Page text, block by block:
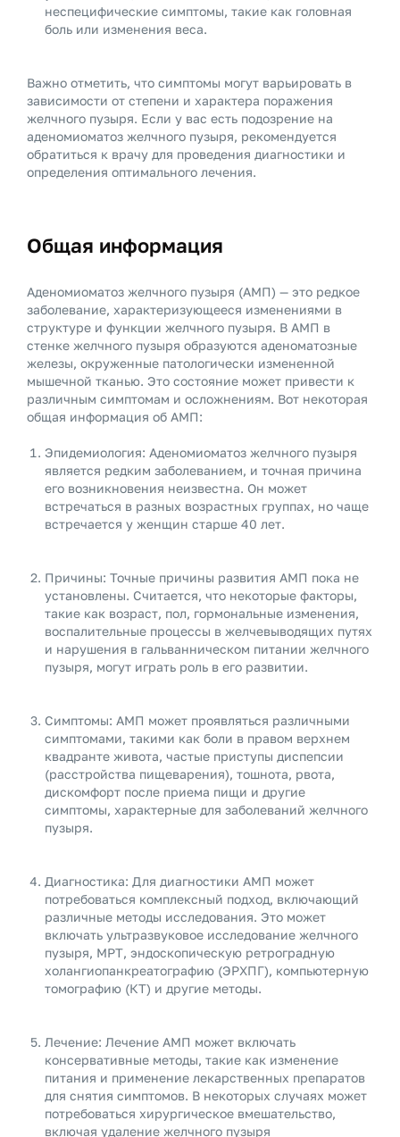
неспецифические симптомы, такие как головная
боль или изменения веса.
Важно отметить, что симптомы могут варьировать в
зависимости от степени и характера поражения
желчного пузыря. Если у вас есть подозрение на
аденомиоматоз желчного пузыря, рекомендуется
обратиться к врачу для проведения диагностики и
определения оптимального лечения.
Общая информация
Аденомиоматоз желчного пузыря (АМП) — это редкое
заболевание, характеризующееся изменениями в
структуре и функции желчного пузыря. В АМП в
стенке желчного пузыря образуются аденоматозные
железы, окруженные патологически измененной
мышечной тканью. Это состояние может привести к
различным симптомам и осложнениям. Вот некоторая
общая информация об АМП:
Эпидемиология: Аденомиоматоз желчного пузыря
является редким заболеванием, и точная причина
его возникновения неизвестна. Он может
встречаться в разных возрастных группах, но чаще
встречается у женщин старше 40 лет.
Причины: Точные причины развития АМП пока не
установлены. Считается, что некоторые факторы,
такие как возраст, пол, гормональные изменения,
воспалительные процессы в желчевыводящих путях
и нарушения в гальванническом питании желчного
пузыря, могут играть роль в его развитии.
Симптомы: АМП может проявляться различными
симптомами, такими как боли в правом верхнем
квадранте живота, частые приступы диспепсии
(расстройства пищеварения), тошнота, рвота,
дискомфорт после приема пищи и другие
симптомы, характерные для заболеваний желчного
пузыря.
Диагностика: Для диагностики АМП может
потребоваться комплексный подход, включающий
различные методы исследования. Это может
включать ультразвуковое исследование желчного
пузыря, МРТ, эндоскопическую ретроградную
холангиопанкреатографию (ЭРХПГ), компьютерную
томографию (КТ) и другие методы.
Лечение: Лечение АМП может включать
консервативные методы, такие как изменение
питания и применение лекарственных препаратов
для снятия симптомов. В некоторых случаях может
потребоваться хирургическое вмешательство,
включая удаление желчного пузыря